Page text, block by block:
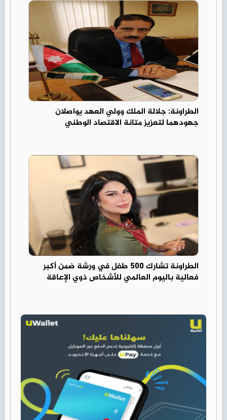
الطراونة: جلالة الملك وولي العهد يواصلان
جهودهما لتعزيز متانة الاقتصاد الوطني
الطراونة تشارك 500 طفل في ورشة ضمن أكبر
فعالية باليوم العالمي للأشخاص ذوي الإعاقة